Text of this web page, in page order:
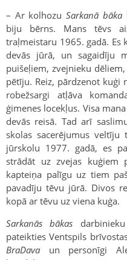
– Ar kolhozuSarkanā bāka
biju bērns. Mans tēvs
traļmeistaru 1965. gadā.
devās jūrā, un sagaidīju
puišeļiem, zvejnieku
pētīju. Reiz, pārdzenot kuģi
robežsargi atļāva
ģimenes locekļus. Visa
devās reisā. Tad arī
skolas sacerējumus
jūrskolu 1977. gadā, es
strādāt uz zvejas
kapteiņa palīgu uz tiem
pavadīju tēvu jūrā. Divos
kopā ar tēvu uz viena kuģa.
Sarkanās bākas
pateikties Ventspils
BraDava un personīgi